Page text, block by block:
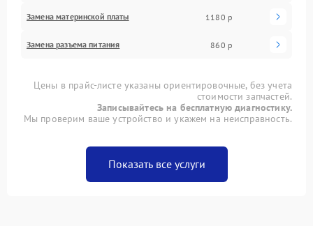
Замена материнской платы 1180 р
Замена разъема питания 860 р
Цены в прайс-листе указаны ориентировочные, без учета
стоимости запчастей.
Записывайтесь на бесплатную диагностику.
Мы проверим ваше устройство и укажем на неисправность.
Показать все услуги